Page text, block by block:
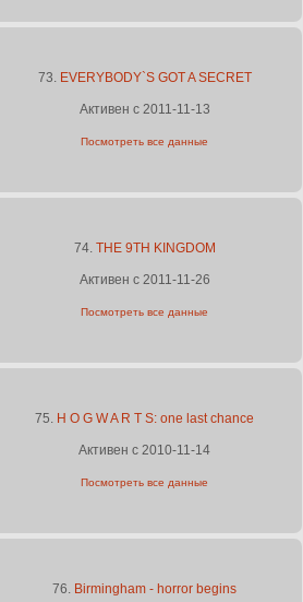
73. EVERYBODY`S GOT A SECRET
Активен с 2011-11-13
Посмотреть все данные
74. THE 9TH KINGDOM
Активен с 2011-11-26
Посмотреть все данные
75. H O G W A R T S: one last chance
Активен с 2010-11-14
Посмотреть все данные
76. Birmingham - horror begins